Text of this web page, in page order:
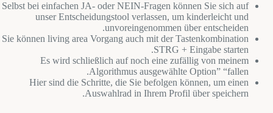
Selbst bei einfachen JA- oder NEIN-Fragen können Sie sich auf
unser Entscheidungstool verlassen, um kinderleicht und
unvoreingenommen über entscheiden.
Sie können living area Vorgang auch mit der Tastenkombination
STRG + Eingabe starten.
Es wird schließlich auf noch eine zufällig von meinem
Algorithmus ausgewählte Option” “fallen.
Hier sind die Schritte, die Sie befolgen können, um einen
Auswahlrad in Ihrem Profil über speichern.